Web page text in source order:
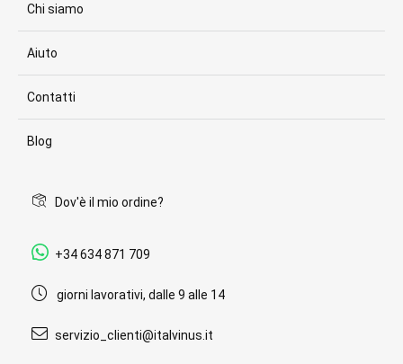
Chi siamo
Aiuto
Contatti
Blog
Dov'è il mio ordine?
+34 634 871 709
giorni lavorativi, dalle 9 alle 14
servizio_clienti@italvinus.it